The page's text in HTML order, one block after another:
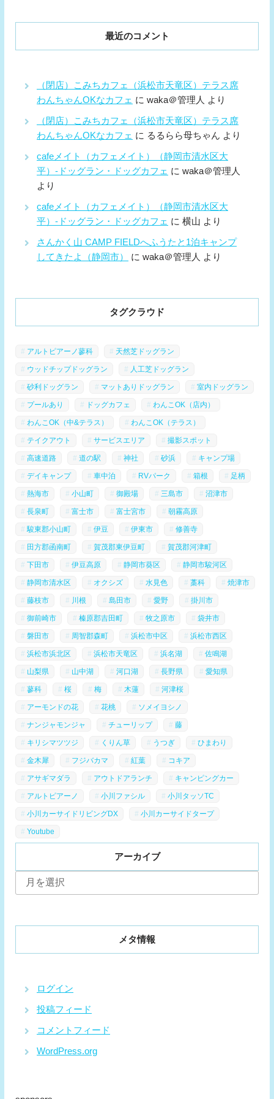
最近のコメント
（閉店）こみちカフェ（浜松市天竜区）テラス席
わんちゃんOKなカフェ に waka＠管理人 より
（閉店）こみちカフェ（浜松市天竜区）テラス席
わんちゃんOKなカフェ に るるらら母ちゃん より
cafeメイト（カフェメイト）（静岡市清水区大
平）-ドッグラン・ドッグカフェ に waka＠管理人
より
cafeメイト（カフェメイト）（静岡市清水区大
平）-ドッグラン・ドッグカフェ に 横山 より
さんかく山 CAMP FIELDへふうたと1泊キャンプ
してきたよ（静岡市）
に waka＠管理人 より
タグクラウド
アルトピアーノ蓼科 天然芝ドッグラン
ウッドチップドッグラン 人工芝ドッグラン
砂利ドッグラン マットありドッグラン 室内ドッグラン
プールあり ドッグカフェ わんこOK（店内）
わんこOK（中&テラス） わんこOK（テラス）
テイクアウト サービスエリア 撮影スポット
高速道路 道の駅 神社 砂浜 キャンプ場
デイキャンプ 車中泊 RVパーク 箱根 足柄
熱海市 小山町 御殿場 三島市 沼津市
長泉町 富士市 富士宮市 朝霧高原
駿東郡小山町 伊豆 伊東市 修善寺
田方郡函南町 賀茂郡東伊豆町 賀茂郡河津町
下田市 伊豆高原 静岡市葵区 静岡市駿河区
静岡市清水区 オクシズ 水見色 藁科 焼津市
藤枝市 川根 島田市 愛野 掛川市
御前崎市 榛原郡吉田町 牧之原市 袋井市
磐田市 周智郡森町 浜松市中区 浜松市西区
浜松市浜北区 浜松市天竜区 浜名湖 佐鳴湖
山梨県 山中湖 河口湖 長野県 愛知県
蓼科 桜 梅 木蓮 河津桜
アーモンドの花 花桃 ソメイヨシノ
ナンジャモンジャ チューリップ 藤
キリシマツツジ くりん草 うつぎ ひまわり
金木犀 フジバカマ 紅葉 コキア
アサギマダラ アウトドアランチ キャンピングカー
アルトピアーノ 小川ファシル 小川タッソTC
小川カーサイドリビングDX 小川カーサイドタープ
Youtube
アーカイブ
ー
メタ情報
ログイン
投稿フィード
コメントフィード
WordPress.org